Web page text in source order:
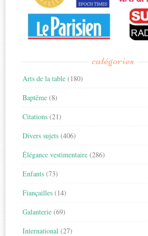
catégories
Arts de la table (180)
Baptême (8)
Citations (21)
Divers sujets (406)
Élégance vestimentaire (286)
Enfants (73)
Fiançailles (14)
Galanterie (69)
International (27)